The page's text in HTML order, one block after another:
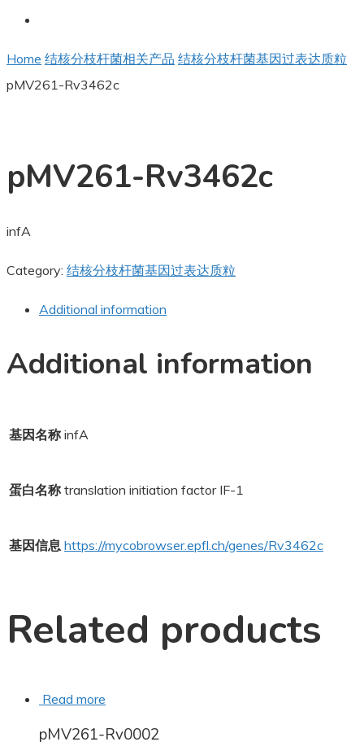
Home 结核分枝杆菌相关产品 结核分枝杆菌基因过表达质粒
pMV261-Rv3462c
pMV261-Rv3462c
infA
Category: 结核分枝杆菌基因过表达质粒
Additional information
Additional information
基因名称 infA
蛋白名称 translation initiation factor IF-1
基因信息 https://mycobrowser.epfl.ch/genes/Rv3462c
Related products
Read more
pMV261-Rv0002